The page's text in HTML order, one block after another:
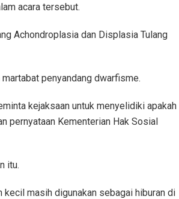
acara tersebut.
Achondroplasia dan Displasia Tulang
penyandang dwarfisme.
kejaksaan untuk menyelidiki apakah
pernyataan Kementerian Hak Sosial
itu.
kecil masih digunakan sebagai hiburan di